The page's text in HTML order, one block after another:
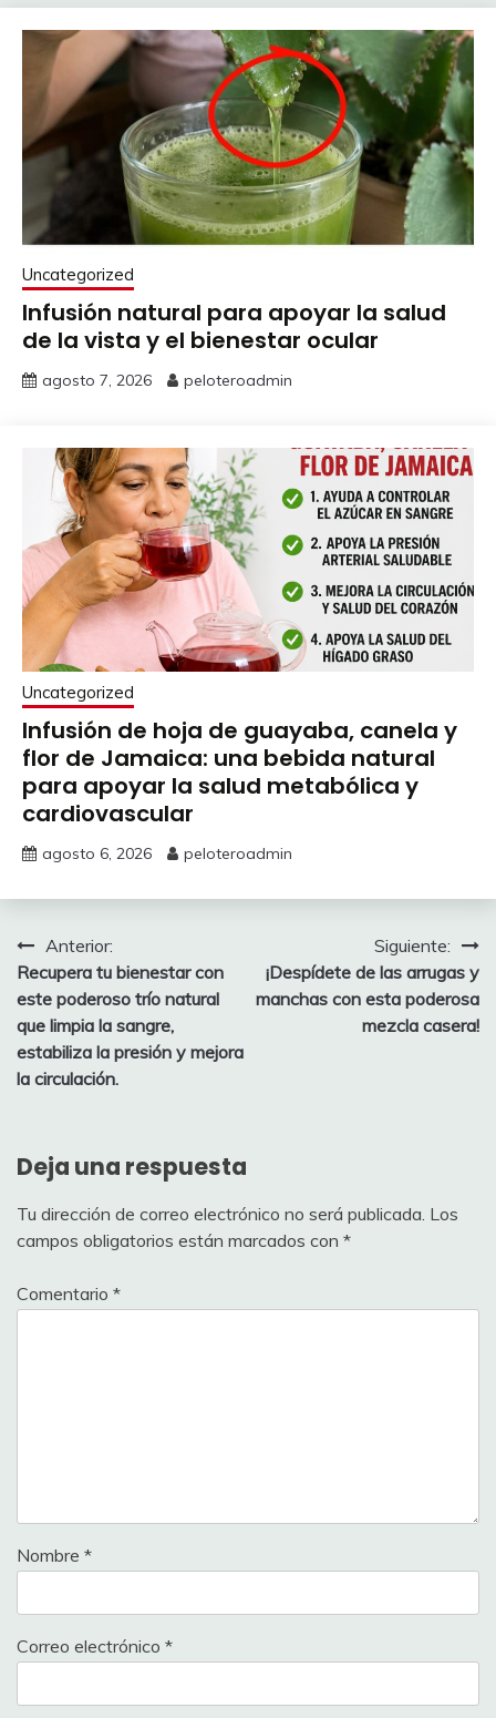
Uncategorized
Infusión natural para apoyar la salud
de la vista y el bienestar ocular
agosto 7, 2026 peloteroadmin
Uncategorized
Infusión de hoja de guayaba, canela y
flor de Jamaica: una bebida natural
para apoyar la salud metabólica y
cardiovascular
agosto 6, 2026 peloteroadmin
Navegación
de
entradas
Anterior:
Recupera tu bienestar con
este poderoso trío natural
que limpia la sangre,
estabiliza la presión y mejora
la circulación.
Siguiente:
¡Despídete de las arrugas y
manchas con esta poderosa
mezcla casera!
Deja una respuesta
Tu dirección de correo electrónico no será publicada. Los
campos obligatorios están marcados con *
Comentario *
Nombre *
Correo electrónico *